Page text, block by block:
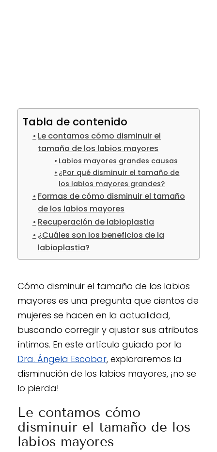
Tabla de contenido
Le contamos cómo disminuir el
tamaño de los labios mayores
Labios mayores grandes causas
¿Por qué disminuir el tamaño de
los labios mayores grandes?
Formas de cómo disminuir el tamaño
de los labios mayores
Recuperación de labioplastia
¿Cuáles son los beneficios de la
labioplastia?
Cómo disminuir el tamaño de los labios
mayores es una pregunta que cientos de
mujeres se hacen en la actualidad,
buscando corregir y ajustar sus atributos
íntimos. En este artículo guiado por la
Dra. Ángela Escobar, exploraremos la
disminución de los labios mayores, ¡no se
lo pierda!
Le contamos cómo
disminuir el tamaño de los
labios mayores